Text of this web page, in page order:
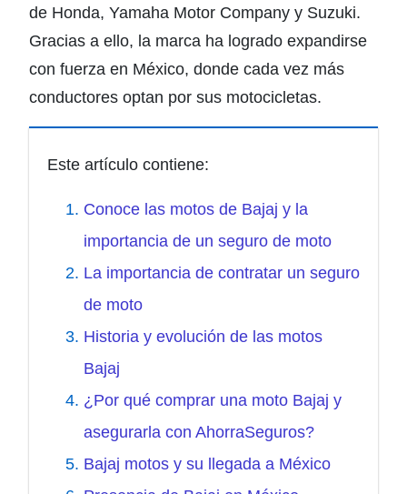
de Honda, Yamaha Motor Company y Suzuki.
Gracias a ello, la marca ha logrado expandirse
con fuerza en México, donde cada vez más
conductores optan por sus motocicletas.
Este artículo contiene:
Conoce las motos de Bajaj y la
importancia de un seguro de moto
La importancia de contratar un seguro
de moto
Historia y evolución de las motos
Bajaj
¿Por qué comprar una moto Bajaj y
asegurarla con AhorraSeguros?
Bajaj motos y su llegada a México